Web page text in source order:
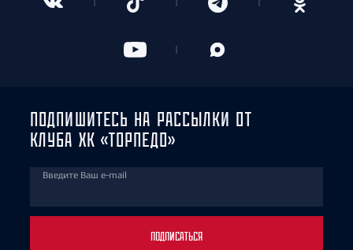
ПОДПИШИТЕСЬ НА РАССЫЛКИ ОТ
КЛУБА ХК «ТОРПЕДО»
Введите Ваш e-mail
ПОДПИСАТЬСЯ